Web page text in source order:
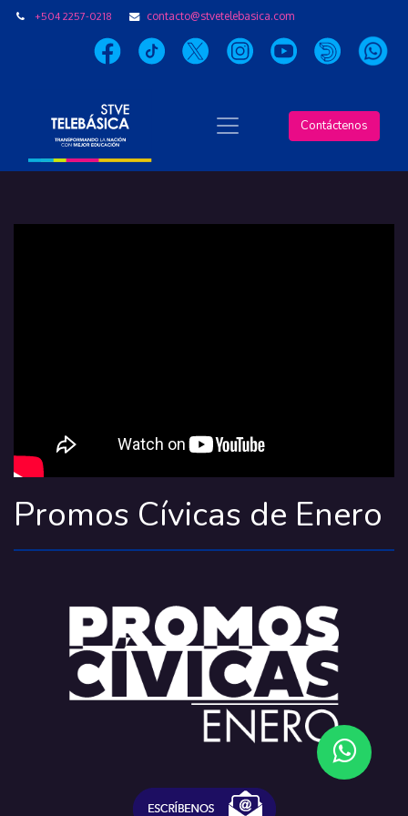
+504 2257-0218 contacto@stvetelebasica.com
Contáctenos
Promos Cívicas de Enero